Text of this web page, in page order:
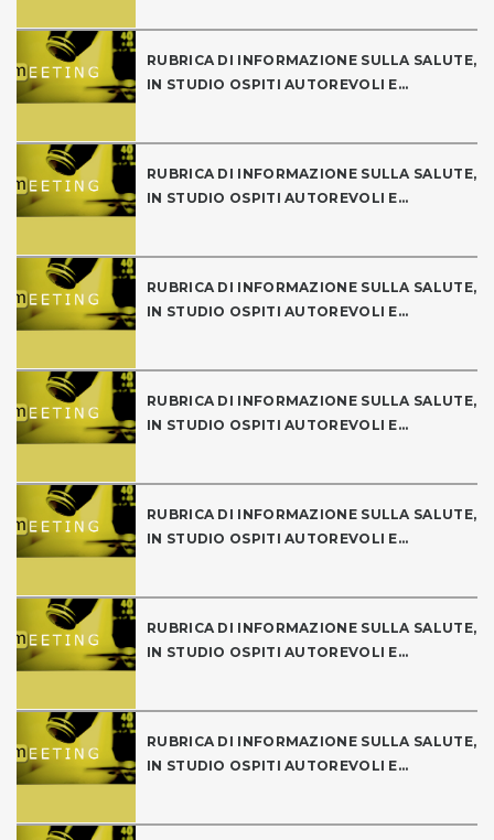
RUBRICA DI INFORMAZIONE SULLA SALUTE,
IN STUDIO OSPITI AUTOREVOLI E...
RUBRICA DI INFORMAZIONE SULLA SALUTE,
IN STUDIO OSPITI AUTOREVOLI E...
RUBRICA DI INFORMAZIONE SULLA SALUTE,
IN STUDIO OSPITI AUTOREVOLI E...
RUBRICA DI INFORMAZIONE SULLA SALUTE,
IN STUDIO OSPITI AUTOREVOLI E...
RUBRICA DI INFORMAZIONE SULLA SALUTE,
IN STUDIO OSPITI AUTOREVOLI E...
RUBRICA DI INFORMAZIONE SULLA SALUTE,
IN STUDIO OSPITI AUTOREVOLI E...
RUBRICA DI INFORMAZIONE SULLA SALUTE,
IN STUDIO OSPITI AUTOREVOLI E...